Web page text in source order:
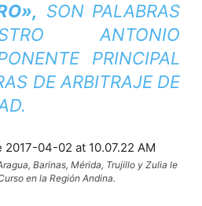
SON PALABRAS
ANTONIO
PRINCIPAL
DE ARBITRAJE DE
Barinas, Mérida, Trujillo y Zulia le
en la Región Andina.